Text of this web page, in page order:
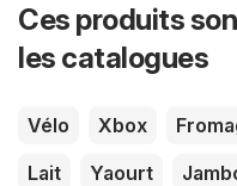
Ces produits
les catalogues
Vélo Xbox
Lait
Yaourt